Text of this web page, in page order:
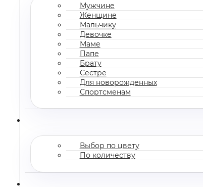
Мужчине
Женщине
Мальчику
Девочке
Маме
Папе
Брату
Сестре
Для новорожденных
Спортсменам
Выбор по цвету
По количеству